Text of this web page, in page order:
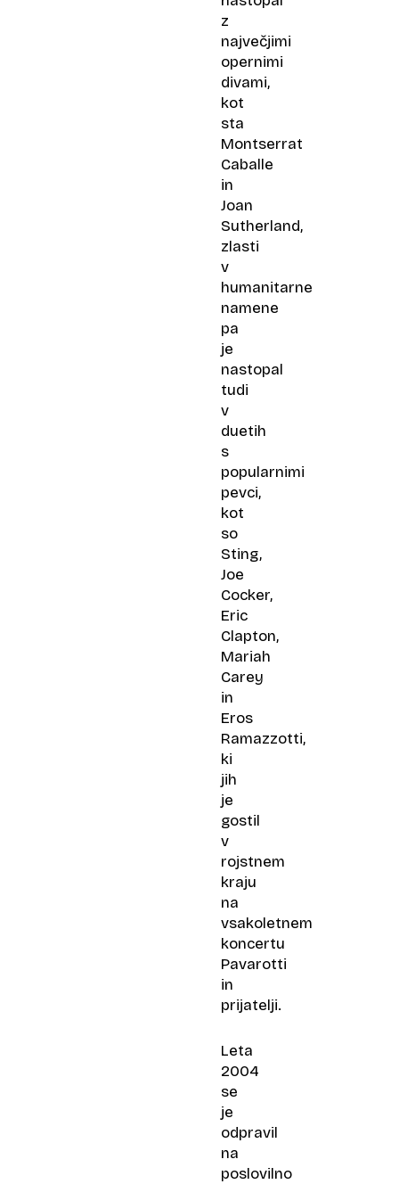
z
največjimi
opernimi
divami,
kot
sta
Montserrat
Caballe
in
Joan
Sutherland,
zlasti
v
humanitarne
namene
pa
je
nastopal
tudi
v
duetih
s
popularnimi
pevci,
kot
so
Sting,
Joe
Cocker,
Eric
Clapton,
Mariah
Carey
in
Eros
Ramazzotti,
ki
jih
je
gostil
v
rojstnem
kraju
na
vsakoletnem
koncertu
Pavarotti
in
prijatelji.
Leta
2004
se
je
odpravil
na
poslovilno